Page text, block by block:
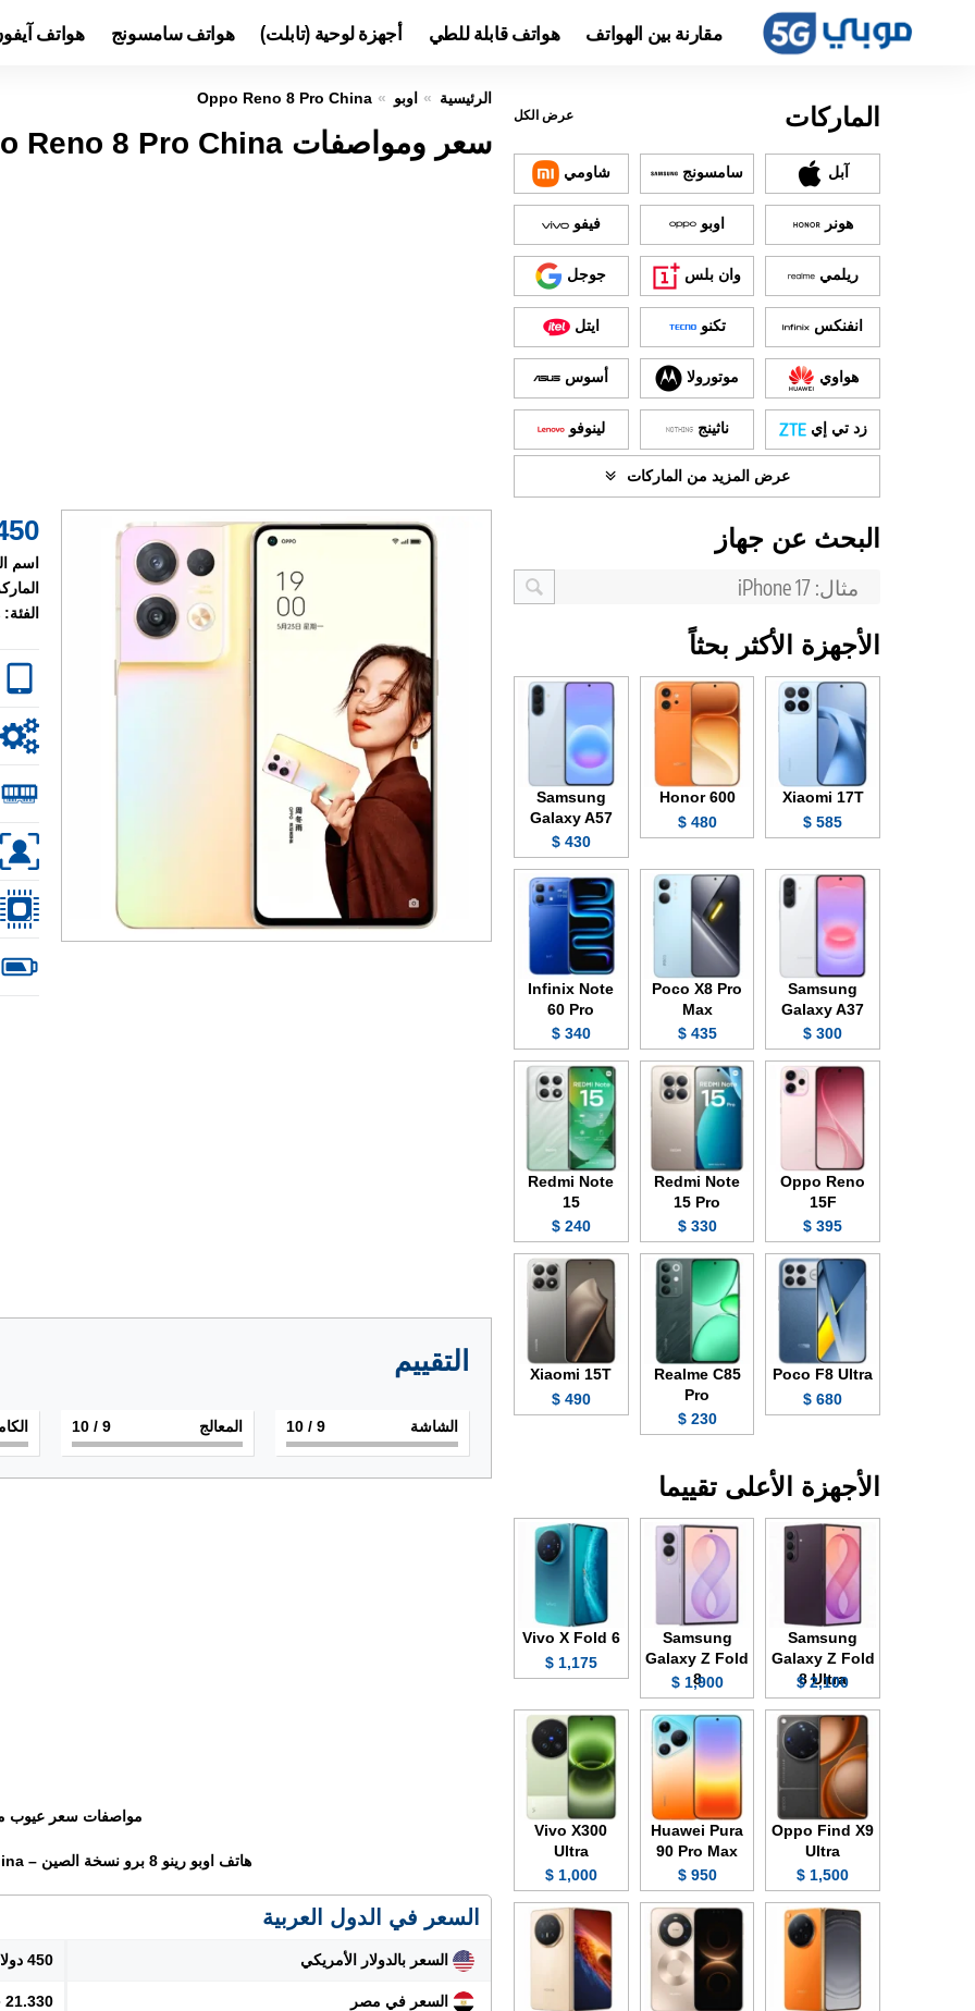
مقارنة بين الهواتف هواتف قابلة للطي أجهزة لوحية (تابلت) هواتف سامسونج هواتف
الرئيسية اوبو Oppo Reno 8 Pro China
سعر ومواصفات Oppo Reno 8 Pro China عيوب ومميزات
$
اسم
الفئة:
التقييم
الشاشة 9
/ 10 المعالج 9
/ 10
مواصفات سعر عيوب
هاتف اوبو رينو 8 برو نسخة الصين – Oppo Reno 8 Pro China
السعر في الدول العربية
السعر بالدولار الأمريكي 450 دولار
السعر في مصر 21.330 جنيه
الماركات عرض الكل
آبل سامسونج شاومي
هونر اوبو فيفو
ريلمي وان بلس جوجل
انفنكس تكنو ايتل
هواوي موتورولا أسوس
زد تي إي ناثينج لينوفو
عرض المزيد من الماركات
البحث عن جهاز
الأجهزة الأكثر بحثاً
Xiaomi 17T
585 $
Honor 600
480 $
Samsung
Galaxy A57
430 $
Samsung
Galaxy A37
300 $
Poco X8 Pro
Max
435 $
Infinix Note
60 Pro
340 $
Oppo Reno
15F
395 $
Redmi Note
15 Pro
330 $
Redmi Note
15
240 $
Poco F8 Ultra
680 $
Realme C85
Pro
230 $
Xiaomi 15T
490 $
الأجهزة الأعلى تقييما
Samsung
Galaxy Z Fold
8 Ultra
2,100 $
Samsung
Galaxy Z Fold
8
1,900 $
Vivo X Fold 6
1,175 $
Oppo Find X9
Ultra
1,500 $
Huawei Pura
90 Pro Max
950 $
Vivo X300
Ultra
1,000 $